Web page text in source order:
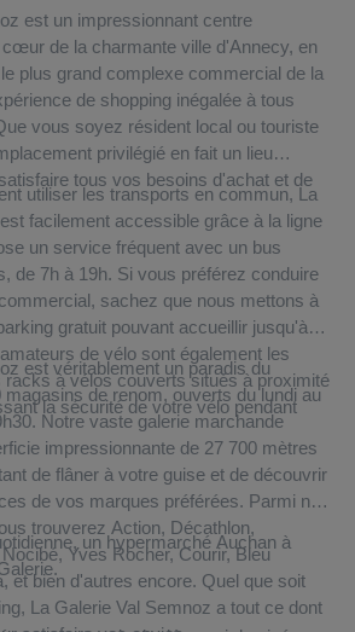
est un impressionnant centre
de la charmante ville d'Annecy, en
plus grand complexe commercial de la
de shopping inégalée à tous
vous soyez résident local ou touriste
privilégié en fait un lieu
tous vos besoins d'achat et de
utiliser les transports en commun, La
facilement accessible grâce à la ligne
un service fréquent avec un bus
de 7h à 19h. Si vous préférez conduire
sachez que nous mettons à
gratuit pouvant accueillir jusqu'à
de vélo sont également les
racks à vélos couverts situés à proximité
la sécurité de votre vélo pendant
est véritablement un paradis du
magasins de renom, ouverts du lundi au
Notre vaste galerie marchande
impressionnante de 27 700 mètres
de flâner à votre guise et de découvrir
de vos marques préférées. Parmi nos
trouverez Action, Décathlon,
Yves Rocher, Courir, Bleu
et bien d'autres encore. Quel que soit
La Galerie Val Semnoz a tout ce dont
un hypermarché Auchan à